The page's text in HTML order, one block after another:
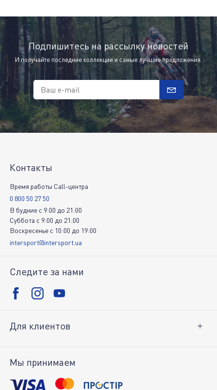
Подпишитесь на рассылку новостей
И получайте последние коллекции и самые лучшие предложения.
Ваш e-mail
Контакты
Время работы Call-центра
0 800 50 27 50
В будние c 9:00 до 21:00
Суббота c 9:00 до 21:00
Воскресенье c 10:00 до 19:00
intersport@intersport.ua
Следите за нами
Для клиентов
Возврат товара
Мы принимаем